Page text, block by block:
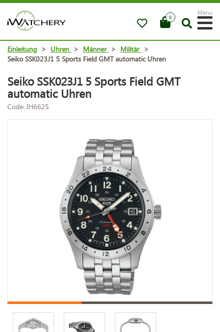
0
Menü
Einleitung > Uhren > Männer > Militär >
Seiko SSK023J1 5 Sports Field GMT automatic Uhren
Seiko SSK023J1 5 Sports Field GMT
automatic Uhren
Code: IH6625